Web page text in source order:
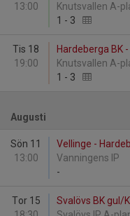
13:00
Knutsvallen A-
1 - 3
Tis 18
19:00
Hardeberga BK
Knutsvallen A-
1 - 3
Augusti
Sön 11
13:00
Vellinge -
Vanningens IP
-
Tor 15
Svalövs BK gul/